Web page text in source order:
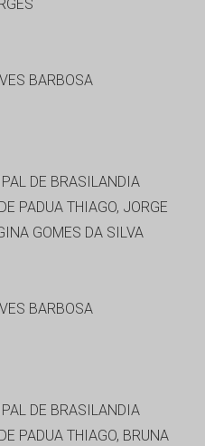
BARBOSA
DE BRASILANDIA
PADUA THIAGO, JORGE
GOMES DA SILVA
BARBOSA
DE BRASILANDIA
PADUA THIAGO, BRUNA